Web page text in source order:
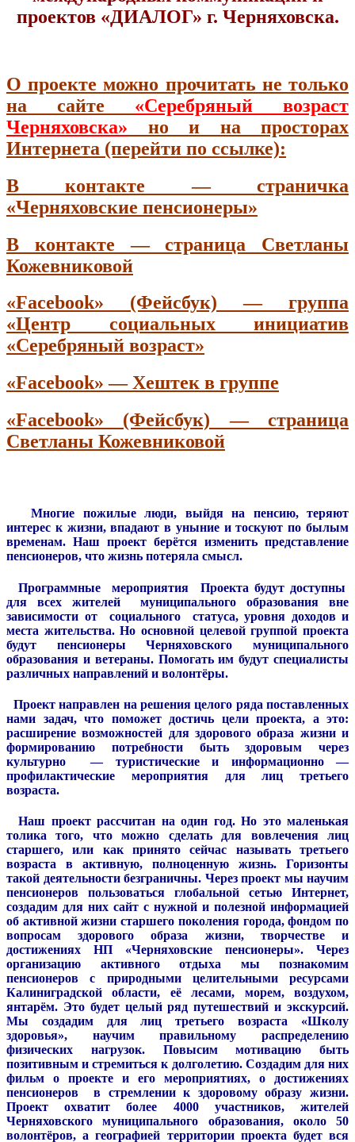
проектов «ДИАЛОГ» г. Черняховска.
О проекте можно прочитать не только
на сайте «Серебряный возраст
Черняховска» но и на просторах
Интернета (перейти по ссылке):
В контакте — страничка
«Черняховские пенсионеры»
В контакте — страница Светланы
Кожевниковой
«Facebook» (Фейсбук) — группа
«Центр социальных инициатив
«Серебряный возраст»
«Facebook» — Хештек в группе
«Facebook» (Фейсбук) — страница
Светланы Кожевниковой
Многие пожилые люди, выйдя на пенсию, теряют
интерес к жизни, впадают в уныние и тоскуют по былым
временам. Наш проект берётся изменить представление
пенсионеров, что жизнь потеряла смысл.
Программные мероприятия Проекта будут доступны
для всех жителей муниципального образования вне
зависимости от социального статуса, уровня доходов и
места жительства. Но основной целевой группой проекта
будут пенсионеры Черняховского муниципального
образования и ветераны. Помогать им будут специалисты
различных направлений и волонтёры.
Проект направлен на решения целого ряда поставленных
нами задач, что поможет достичь цели проекта, а это:
расширение возможностей для здорового образа жизни и
формированию потребности быть здоровым через
культурно — туристические и информационно —
профилактические мероприятия для лиц третьего
возраста.
Наш проект рассчитан на один год. Но это маленькая
толика того, что можно сделать для вовлечения лиц
старшего, или как принято сейчас называть третьего
возраста в активную, полноценную жизнь. Горизонты
такой деятельности безграничны. Через проект мы научим
пенсионеров пользоваться глобальной сетью Интернет,
создадим для них сайт с нужной и полезной информацией
об активной жизни старшего поколения города, фондом по
вопросам здорового образа жизни, творчестве и
достижениях НП «Черняховские пенсионеры». Через
организацию активного отдыха мы познакомим
пенсионеров с природными целительными ресурсами
Калиниградской области, её лесами, морем, воздухом,
янтарём. Это будет целый ряд путешествий и экскурсий.
Мы создадим для лиц третьего возраста «Школу
здоровья», научим правильному распределению
физических нагрузок. Повысим мотивацию быть
позитивным и стремиться к долголетию. Создадим для них
фильм о проекте и его мероприятиях, о достижениях
пенсионеров в стремлении к здоровому образу жизни.
Проект охватит более 4000 участников, жителей
Черняховского муниципального образования, около 50
волонтёров, а географией территории проекта будет вся